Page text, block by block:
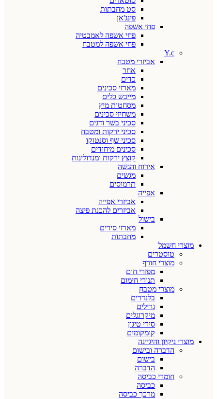
סט מחבתות
פינג'אן
פחי אשפה
פחי אשפה לאמבטיה
פחי אשפה למטבח
Y.c
אביזרי מטבח
אחר
כדים
מארזי סכינים
מייבש כלים
מסחטות מיץ
משחיזי סכינים
סכיני בשר ודגים
סכיני ירקות ומטבח
סכיני שף וסנטוקו
סכינים מיחודים
קוצץ ירקות ומנדולינות
אירוח והגשה
מגשים
תרמוסים
אפייה
אביזרי אפייה
אביזרים להכנת פיצה
בישול
מארזי סירים
מחבתות
מוצרי חשמל
טוסטרים
מוצרי חורף
מפזרי חום
תנורי חימום
מוצרי מטבח
בלנדרים
גרילים
מיקרוגלים
סירי טיגון
קומקומים
מוצרי ניקיון והיגיינה
הדברה ובישום
בישום
הדברה
חומרי כביסה
כביסה
מרכך כביסה